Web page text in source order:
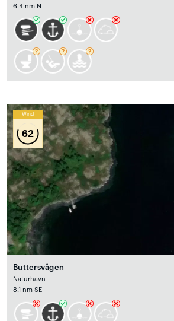
6.4 nm N
Wind
62
Buttersvågen
Naturhavn
8.1 nm SE